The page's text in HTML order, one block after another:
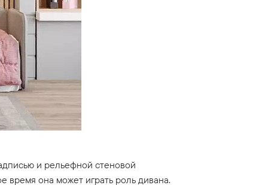
и рельефной стеновой
время она может играть роль дивана.